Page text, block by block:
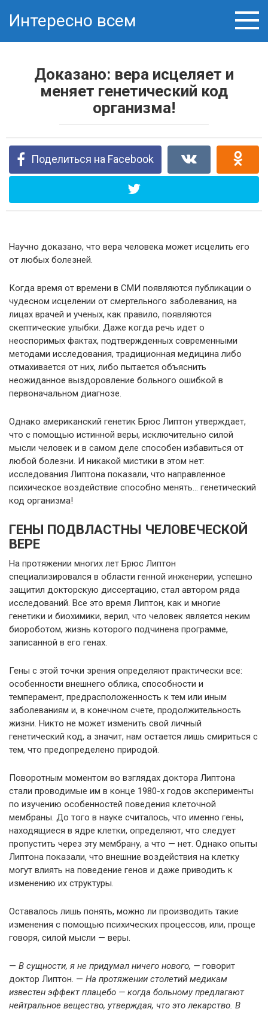
Интересно всем
Доказано: вера исцеляет и
меняет генетический код
организма!
Поделиться на Facebook
Научно доказано, что вера человека может исцелить его
от любых болезней.
Когда время от времени в СМИ появляются публикации о
чудесном исцелении от смертельного заболевания, на
лицах врачей и ученых, как правило, появляются
скептические улыбки. Даже когда речь идет о
неоспоримых фактах, подтвержденных современными
методами исследования, традиционная медицина либо
отмахивается от них, либо пытается объяснить
неожиданное выздоровление больного ошибкой в
первоначальном диагнозе.
Однако американский генетик Брюс Липтон утверждает,
что с помощью истинной веры, исключительно силой
мысли человек и в самом деле способен избавиться от
любой болезни. И никакой мистики в этом нет:
исследования Липтона показали, что направленное
психическое воздействие способно менять… генетический
код организма!
ГЕНЫ ПОДВЛАСТНЫ ЧЕЛОВЕЧЕСКОЙ
ВЕРЕ
На протяжении многих лет Брюс Липтон
специализировался в области генной инженерии, успешно
защитил докторскую диссертацию, стал автором ряда
исследований. Все это время Липтон, как и многие
генетики и биохимики, верил, что человек является неким
биороботом, жизнь которого подчинена программе,
записанной в его генах.
Гены с этой точки зрения определяют практически все:
особенности внешнего облика, способности и
темперамент, предрасположенность к тем или иным
заболеваниям и, в конечном счете, продолжительность
жизни. Никто не может изменить свой личный
генетический код, а значит, нам остается лишь смириться с
тем, что предопределено природой.
Поворотным моментом во взглядах доктора Липтона
стали проводимые им в конце 1980-х годов эксперименты
по изучению особенностей поведения клеточной
мембраны. До того в науке считалось, что именно гены,
находящиеся в ядре клетки, определяют, что следует
пропустить через эту мембрану, а что — нет. Однако опыты
Липтона показали, что внешние воздействия на клетку
могут влиять на поведение генов и даже приводить к
изменению их структуры.
Оставалось лишь понять, можно ли производить такие
изменения с помощью психических процессов, или, проще
говоря, силой мысли — веры.
— В сущности, я не придумал ничего нового, — говорит
доктор Липтон. — На протяжении столетий медикам
известен эффект плацебо — когда больному предлагают
нейтральное вещество, утверждая, что это лекарство. В